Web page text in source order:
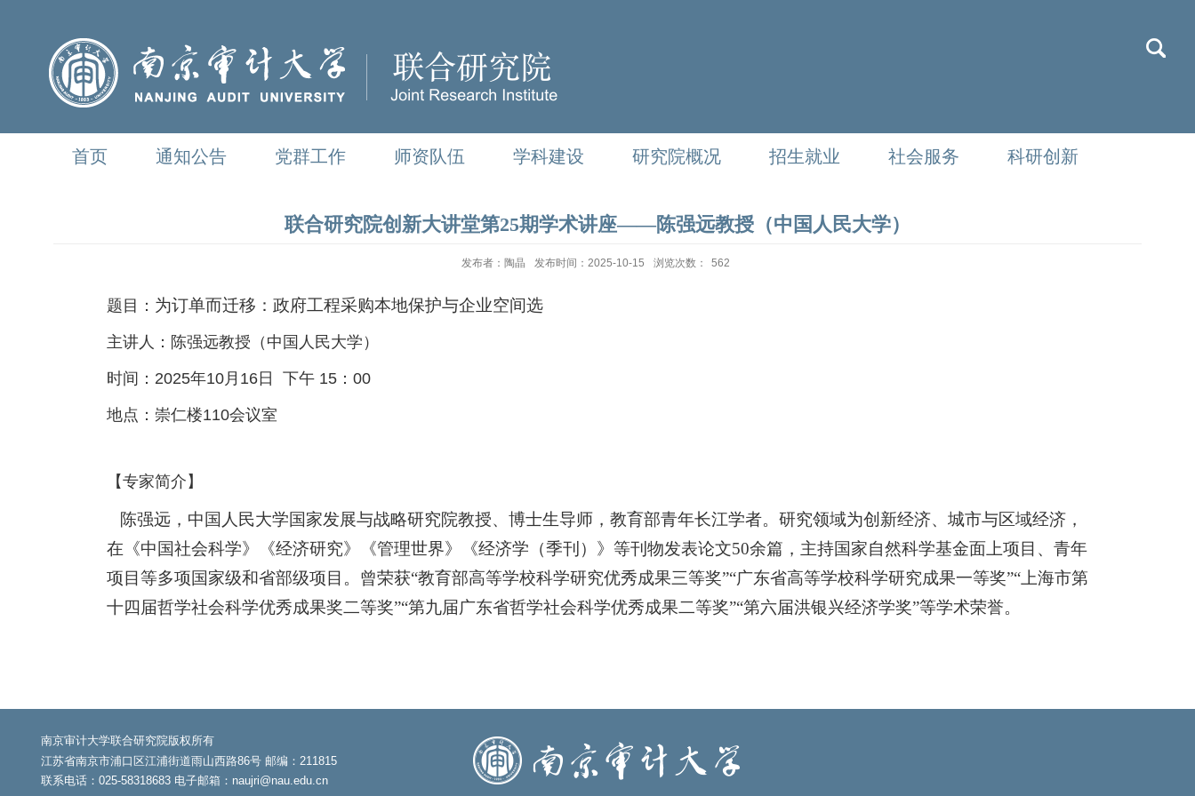
首页 通知公告 党群工作 师资队伍 学科建设 研究院概况 招生就业 社会服务 科研创新
联合研究院创新大讲堂第25期学术讲座——陈强远教授（中国人民大学）
发布者：陶晶 发布时间：2025-10-15 浏览次数： 562
题目： 为订单而迁移：政府工程采购本地保护与企业空间选
主讲人： 陈强远教授（中国人民大学）
时间： 2025年10月 16 日 下午 15：00
地点：崇仁楼110会议室
【专家简介】
陈强远，中国人民大学国家发展与战略研究院教授、博士生导师，教育部青年长江学者。研究领域为创新经济、城市与区域经济，
在《中国社会科学》《经济研究》《管理世界》《经济学（季刊）》等刊物发表论文50余篇，主持国家自然科学基金面上项目、青年
项目等多项国家级和省部级项目。曾荣获“教育部高等学校科学研究优秀成果三等奖”“广东省高等学校科学研究成果一等奖”“上海市第
十四届哲学社会科学优秀成果奖二等奖”“第九届广东省哲学社会科学优秀成果二等奖”“第六届洪银兴经济学奖”等学术荣誉。
南京审计大学联合研究院版权所有
江苏省南京市浦口区江浦街道雨山西路86号 邮编：211815
联系电话：025-58318683 电子邮箱：naujri@nau.edu.cn